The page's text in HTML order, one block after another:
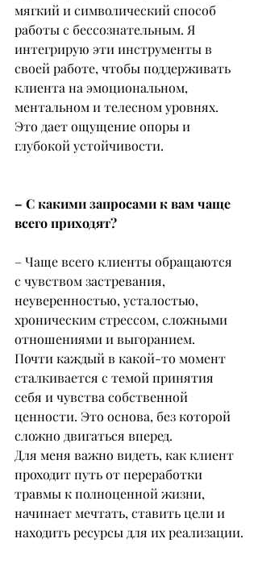
мягкий и символический способ
работы с бессознательным. Я
интегрирую эти инструменты в
своей работе, чтобы поддерживать
клиента на эмоциональном,
ментальном и телесном уровнях.
Это дает ощущение опоры и
глубокой устойчивости.
– С какими запросами к вам чаще
всего приходят?
– Чаще всего клиенты обращаются
с чувством застревания,
неуверенностью, усталостью,
хроническим стрессом, сложными
отношениями и выгоранием.
Почти каждый в какой-то момент
сталкивается с темой принятия
себя и чувства собственной
ценности. Это основа, без которой
сложно двигаться вперед.
Для меня важно видеть, как клиент
проходит путь от переработки
травмы к полноценной жизни,
начинает мечтать, ставить цели и
находить ресурсы для их реализации.